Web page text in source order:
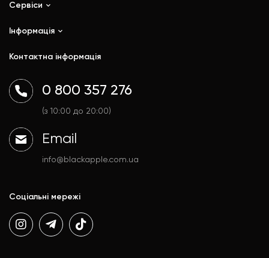
iPhone
iPad
Watch
Гаджети
Аксесуари
Сервіси
Ремонт
Trade In
Інформація
Доставка і оплата
Договір публічної оферти
Політика конфіденційності
Контактна інформація
0 800 357 276
(з 10:00 до 20:00)
Email
info@blackapple.com.ua
Соціальні мережі